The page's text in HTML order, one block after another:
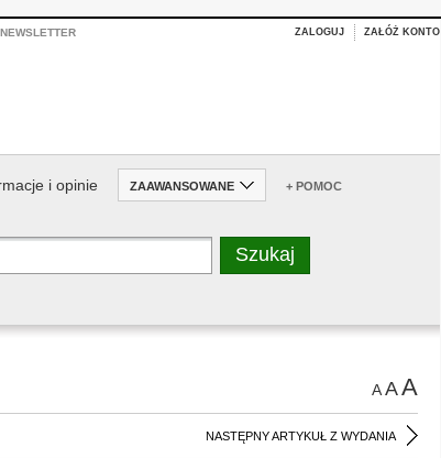
NEWSLETTER ZALOGUJ ZAŁÓŻ KONTO
i opinie ZAAWANSOWANE + POMOC
AAA
NASTĘPNY ARTYKUŁ Z WYDANIA